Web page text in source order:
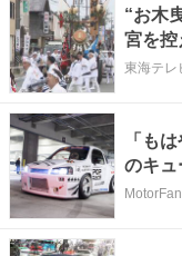
“お木
宮を控
始まり
東海テレ
「も
のキュ
MotorFan